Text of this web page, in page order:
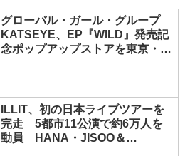
グローバル・ガール・グループ
KATSEYE、EP『WILD』発売記
念ポップアップストアを東京・原
ILLIT、初の日本ライブツアーを
完走 5都市11公演で約6万人を
動員 HANA・JISOO＆